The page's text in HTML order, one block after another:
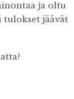
ja oltu
tulokset jäävät